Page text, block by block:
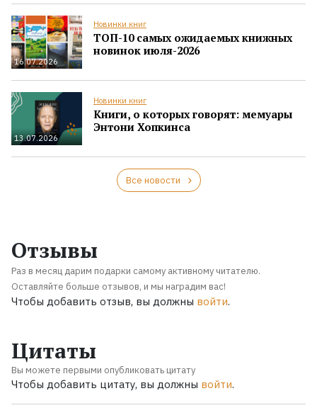
16.07.2026
Новинки книг
ТОП-10 самых ожидаемых книжных
новинок июля-2026
13.07.2026
Новинки книг
Книги, о которых говорят: мемуары
Энтони Хопкинса
Все новости
Отзывы
Раз в месяц дарим подарки самому активному читателю.
Оставляйте больше отзывов, и мы наградим вас!
Чтобы добавить отзыв, вы должны войти.
Цитаты
Вы можете первыми опубликовать цитату
Чтобы добавить цитату, вы должны войти.